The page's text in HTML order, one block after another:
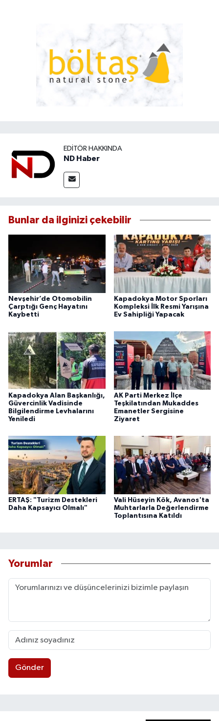
EDITÖR HAKKINDA
ND Haber
Bunlar da ilginizi çekebilir
Nevşehir’de Otomobilin
Çarptığı Genç Hayatını
Kaybetti
Kapadokya Motor Sporları
Kompleksi İlk Resmi Yarışına
Ev Sahipliği Yapacak
Kapadokya Alan Başkanlığı,
Güvercinlik Vadisinde
Bilgilendirme Levhalarını
Yeniledi
AK Parti Merkez İlçe
Teşkilatından Mukaddes
Emanetler Sergisine
Ziyaret
ERTAŞ: "Turizm Destekleri
Daha Kapsayıcı Olmalı"
Vali Hüseyin Kök, Avanos'ta
Muhtarlarla Değerlendirme
Toplantısına Katıldı
Yorumlar
Gönder